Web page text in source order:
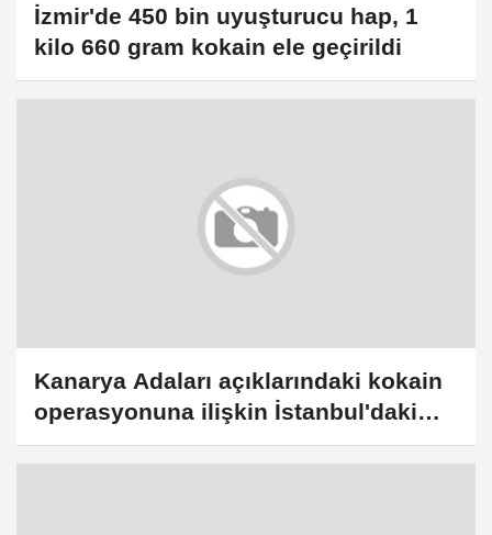
İzmir'de 450 bin uyuşturucu hap, 1
kilo 660 gram kokain ele geçirildi
Kanarya Adaları açıklarındaki kokain
operasyonuna ilişkin İstanbul'daki
soruşturmada sevk yazısına ulaşıldı